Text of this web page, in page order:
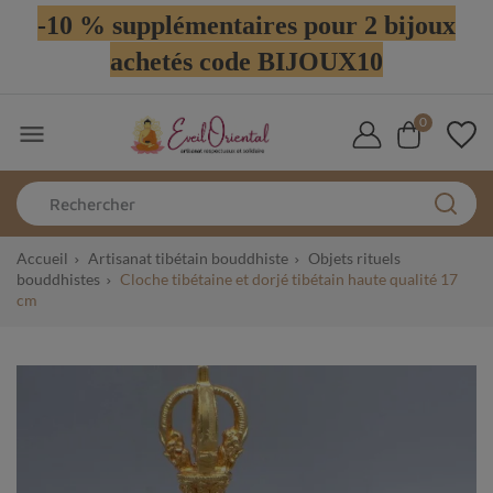
-10 % supplémentaires pour 2 bijoux
achetés code BIJOUX10
 0
Accueil Artisanat tibétain bouddhiste
Objets rituels
bouddhistes
Cloche tibétaine et dorjé tibétain haute qualité 17
cm